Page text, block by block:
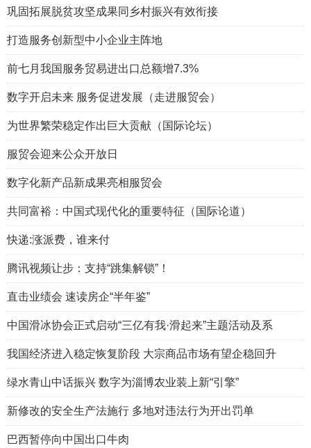
巩固拓展脱贫攻坚成果同乡村振兴有效衔接
打造服务创新型中小企业主阵地
前七月我国服务贸易进出口总额增7.3%
数字开启未来 服务促进发展（走进服贸会）
为世界繁荣稳定作出巨大贡献（国际论坛）
服贸会迎来公众开放日
数字化新产品新成果亮相服贸会
共同富裕：中国式现代化的重要特征（国际论道）
快递:涨派费，谁来付
腾讯视频让步：支持“跳集解锁”！
直击业绩会 速读房企“半年鉴”
中国滑冰协会正式启动“三亿有我·滑起来”主题活动及系
我国经济进入稳定恢复阶段 大宗商品市场有望企稳回升
绿水青山中话振兴 数字为淄博农业装上新“引擎”
新修改的安全生产法施行 多地对违法行为开出罚单
巴西暂停向中国出口牛肉